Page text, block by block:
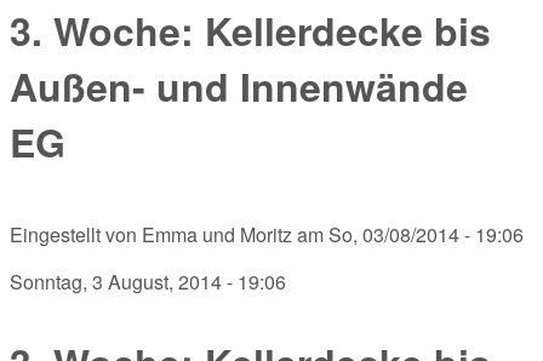
3. Woche: Kellerdecke bis
Außen- und Innenwände
EG
Eingestellt von Emma und Moritzam So, 03/08/2014 - 19:06
Sonntag, 3 August, 2014 - 19:06